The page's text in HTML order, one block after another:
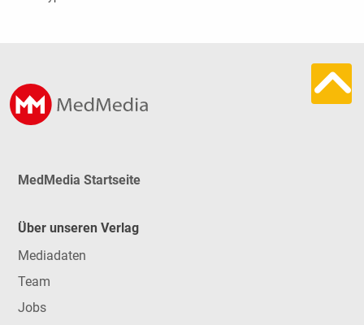
MedMedia Startseite
Über unseren Verlag
Mediadaten
Team
Jobs